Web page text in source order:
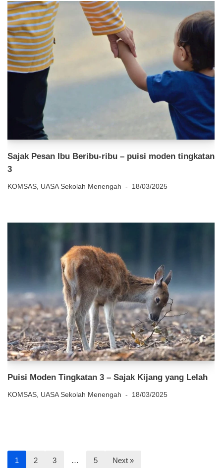
Sajak Pesan Ibu Beribu-ribu – puisi moden tingkatan
3
KOMSAS, UASA Sekolah Menengah 18/03/2025
Puisi Moden Tingkatan 3 – Sajak Kijang yang Lelah
KOMSAS, UASA Sekolah Menengah 18/03/2025
1 2 3 … 5 Next »